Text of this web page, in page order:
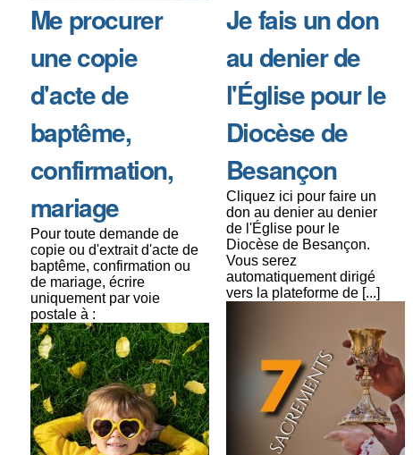
Me procurer
une copie
d'acte de
baptême,
confirmation,
mariage
Pour toute demande de
copie ou d'extrait d'acte de
baptême, confirmation ou
de mariage, écrire
uniquement par voie
postale à :
Je fais un don
au denier de
l'Église pour le
Diocèse de
Besançon
Cliquez ici pour faire un
don au denier au denier
de l'Église pour le
Diocèse de Besançon.
Vous serez
automatiquement dirigé
vers la plateforme de [...]